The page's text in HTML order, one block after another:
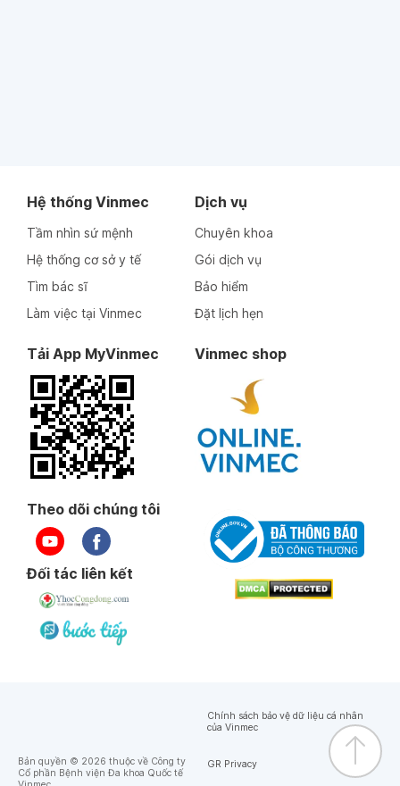
Hệ thống Vinmec
Tầm nhìn sứ mệnh
Hệ thống cơ sở y tế
Tìm bác sĩ
Làm việc tại Vinmec
Dịch vụ
Chuyên khoa
Gói dịch vụ
Bảo hiểm
Đặt lịch hẹn
Tải App MyVinmec Vinmec shop
Theo dõi chúng tôi
Đối tác liên kết
Bản quyền © 2026 thuộc về Công ty
Cổ phần Bệnh viện Đa khoa Quốc tế
Chính sách bảo vệ dữ liệu cá nhân
của Vinmec
GR Privacy